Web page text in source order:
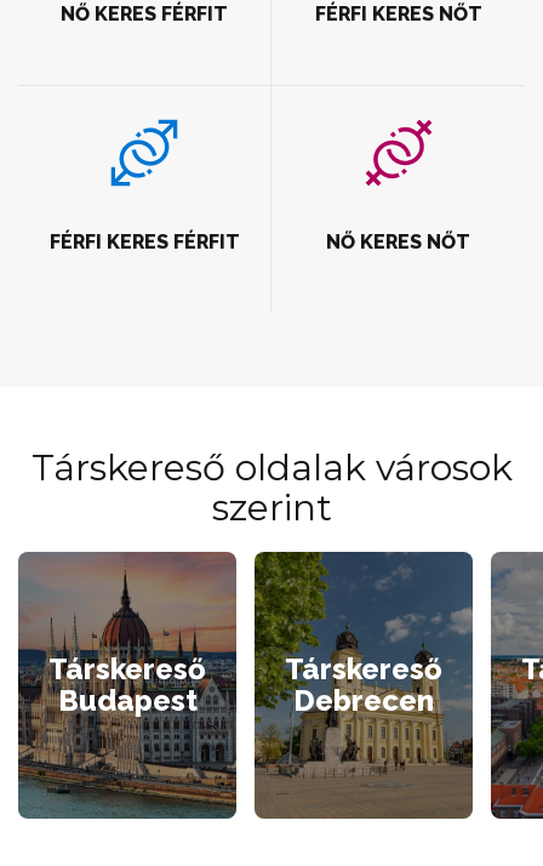
NŐ KERES FÉRFIT FÉRFI KERES NŐT
FÉRFI KERES FÉRFIT NŐ KERES NŐT
Társkereső oldalak városok
szerint
Társkereső
Budapest
Társkereső
Debrecen